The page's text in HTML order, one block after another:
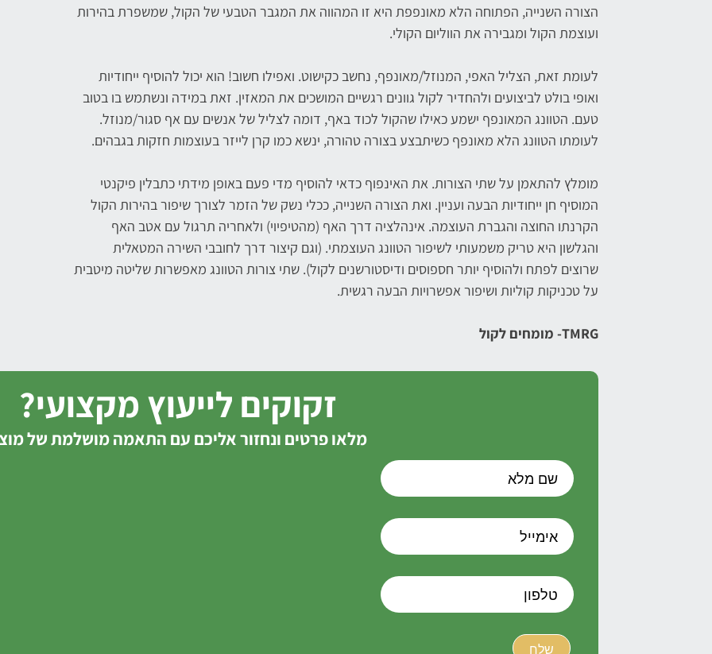
הצורה השנייה, הפתוחה הלא מאונפפת היא זו המהווה את המגבר הטבעי של הקול, שמשפרת בהירות
ועוצמת הקול ומגבירה את הווליום הקולי.
לעומת זאת, הצליל האפי, המנוזל/מאונפף, נחשב כקישוט. ואפילו חשוב! הוא יכול להוסיף ייחודיות
ואופי בולט לביצועים ולהחדיר לקול גוונים רגשיים המושכים את המאזין. זאת במידה ונשתמש בו בטוב
טעם. הטוונג המאונפף ישמע כאילו שהקול לכוד באף, דומה לצליל של אנשים עם אף סגור/מנוזל.
לעומתו הטוונג הלא מאונפף כשיתבצע בצורה טהורה, ינשא כמו קרן לייזר בעוצמות חזקות בגבהים.
מומלץ להתאמן על שתי הצורות. את האינפוף כדאי להוסיף מדי פעם באופן מידתי כתבלין פיקנטי
המוסיף חן ייחודיות הבעה ועניין. ואת הצורה השנייה, ככלי נשק של הזמר לצורך שיפור בהירות הקול
הקרנתו החוצה והגברת העוצמה. אינהלציה דרך האף (מהטיפיוי) ולאחריה תרגול עם אטב האף
והגלשון היא טריק משמעותי לשיפור הטוונג העוצמתי. (וגם קיצור דרך לחובבי השירה המטאלית
שרוצים לפתח ולהוסיף יותר חספוסים ודיסטורשנים לקול). שתי צורות הטוונג מאפשרות שליטה מיטבית
על טכניקות קוליות ושיפור אפשרויות הבעה רגשית.
TMRG- מומחים לקול
זקוקים לייעוץ מקצועי?
מלאו פרטים ונחזור אליכם עם התאמה מושלמת של